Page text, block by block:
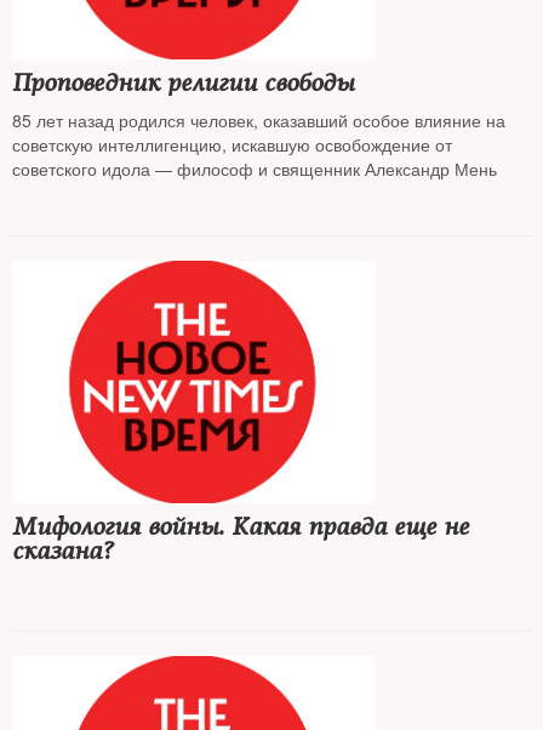
Проповедник религии свободы
85 лет назад родился человек, оказавший особое влияние на
советскую интеллигенцию, искавшую освобождение от
советского идола — философ и священник Александр Мень
Мифология войны. Какая правда еще не
сказана?